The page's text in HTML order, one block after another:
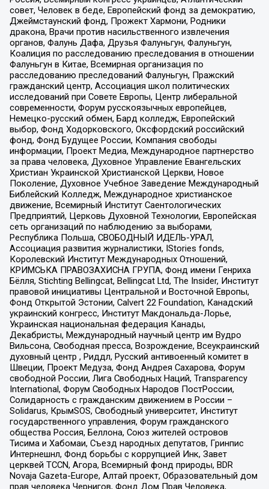
совет, Человек в беде, Европейский фонд за демократию,
Джеймстаунский фонд, Прожект Хармони, Родники
дракона, Врачи против насильственного извлечения
органов, Фалунь Дафа, Друзья Фалуньгун, Фалуньгун,
Коалиция по расследованию преследования в отношении
Фалуньгун в Китае, Всемирная организация по
расследованию преследований Фалуньгун, Пражский
гражданский центр, Ассоциация школ политических
исследований при Совете Европы, Центр либеральной
современности, Форум русскоязычных европейцев,
Немецко-русский обмен, Бард колледж, Европейский
выбор, Фонд Ходорковского, Оксфордский российский
фонд, Фонд Будущее России, Компания свободы
информации, Проект Медиа, Международное партнерство
за права человека, Духовное Управление Евангельских
Христиан Украинской Христианской Церкви, Новое
Поколение, Духовное Учебное Заведение Международный
Библейский Колледж, Международное христианское
движение, Всемирный Институт Саентологических
Предприятий, Церковь Духовной Технологии, Европейская
сеть организаций по наблюдению за выборами,
Республика Польша, СВОБОДНЫЙ ИДЕЛЬ-УРАЛ,
Ассоциация развития журналистики, IStories fonds,
Королевский Институт Международных Отношений,
КРИМСЬКА ПРАВОЗАХИСНА ГРУПА, Фонд имени Генриха
Бёлля, Stichting Bellingcat, Bellingcat Ltd, The Insider, Институт
правовой инициативы Центральной и Восточной Европы,
Фонд Открытой Эстонии, Calvert 22 Foundation, Канадский
украинский конгресс, Институт Макдональда-Лорье,
Украинская национальная федерация Канады,
Декабристы, Международный научный центр им Вудро
Вильсона, Свободная пресса, Возрождение, Всеукраинский
духовный центр , Риддл, Русский антивоенный комитет в
Швеции, Проект Медуза, Фонд Андрея Сахарова, Форум
свободной России, Лига Свободных Наций, Transparеncy
International, Форум Свободных Народов ПостРоссии,
Солидарность с гражданским движением в России –
Solidarus, КрымSOS, Свободный университет, Институт
государственного управления, Форум гражданского
общества Россия, Беллона, Союз жителей островов
Тисима и Хабомаи, Съезд народных депутатов, Гринпис
Интернешнл, Фонд борьбы с коррупцией Инк, Завет
церквей TCCN, Агора, Всемирный фонд природы, BDR
Novaja Gazeta-Europe, Алтай проект, Образовательный дом